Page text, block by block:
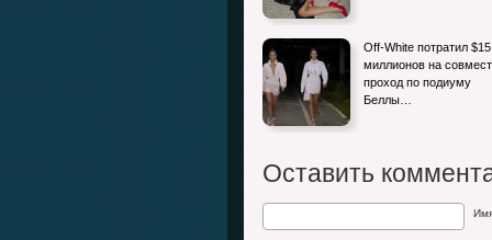
Off-White потратил $15
миллионов на
проход по подиуму
Беллы…
Оставить